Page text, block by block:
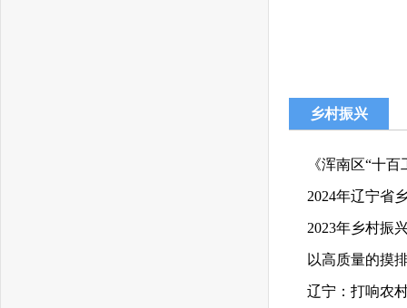
乡村振兴
《浑南区“十
2024年辽宁省
2023年乡村振
辽宁：打响农